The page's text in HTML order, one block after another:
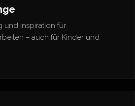
und Inspiration für
– auch für Kinder und